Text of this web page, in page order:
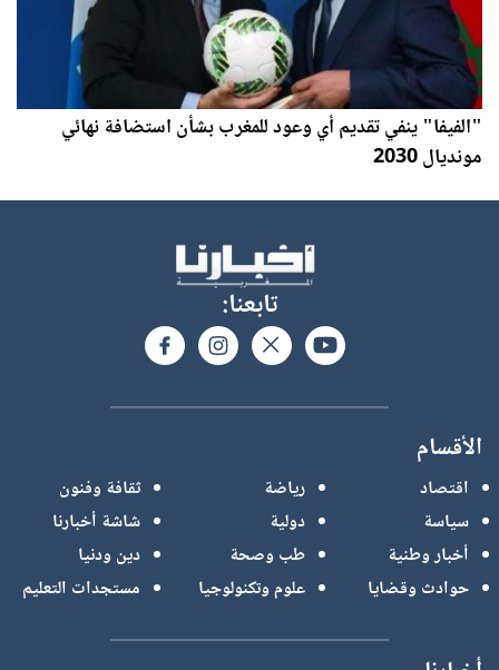
"الفيفا" ينفي تقديم أي وعود للمغرب بشأن استضافة نهائي
مونديال 2030
تابعنا:
الأقسام
ثقافة وفنون
شاشة أخبارنا
دين ودنيا
مستجدات التعليم
رياضة
دولية
طب وصحة
علوم وتكنولوجيا
اقتصاد
سياسة
أخبار وطنية
حوادث وقضايا